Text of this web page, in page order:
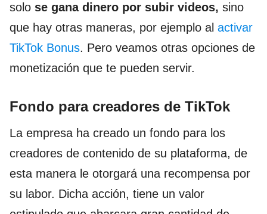
solo se gana dinero por subir videos, sino
que hay otras maneras, por ejemplo al activar
TikTok Bonus. Pero veamos otras opciones de
monetización que te pueden servir.
Fondo para creadores de TikTok
La empresa ha creado un fondo para los
creadores de contenido de su plataforma, de
esta manera le otorgará una recompensa por
su labor. Dicha acción, tiene un valor